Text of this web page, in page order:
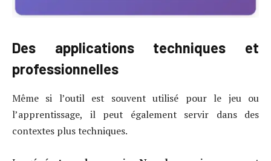
Des applications techniques et
professionnelles
Même si l’outil est souvent utilisé pour le jeu ou
l’apprentissage, il peut également servir dans des
contextes plus techniques.